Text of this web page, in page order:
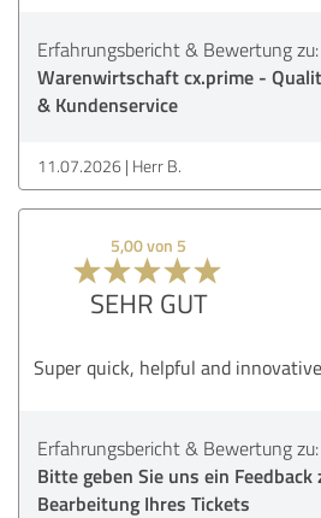
Erfahrungsbericht & Bewertung zu:
Warenwirtschaft cx.prime -
& Kundenservice
11.07.2026 Herr B.
5,00 von 5
SEHR GUT
Super quick, helpful and
Erfahrungsbericht & Bewertung zu:
Bitte geben Sie uns ein Feedback
Bearbeitung Ihres Tickets